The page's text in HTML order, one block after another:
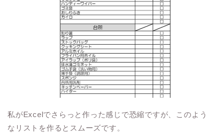
私がExcelでさらっと作った感じで恐縮ですが、このよう
なリストを作るとスムーズです。